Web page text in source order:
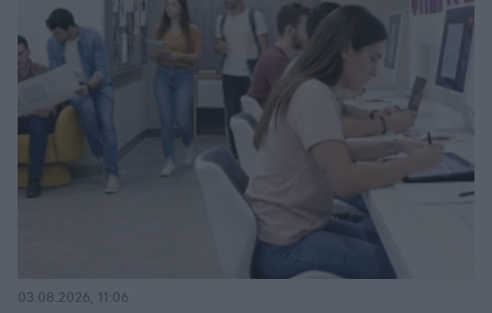
03.08.2026, 11:06